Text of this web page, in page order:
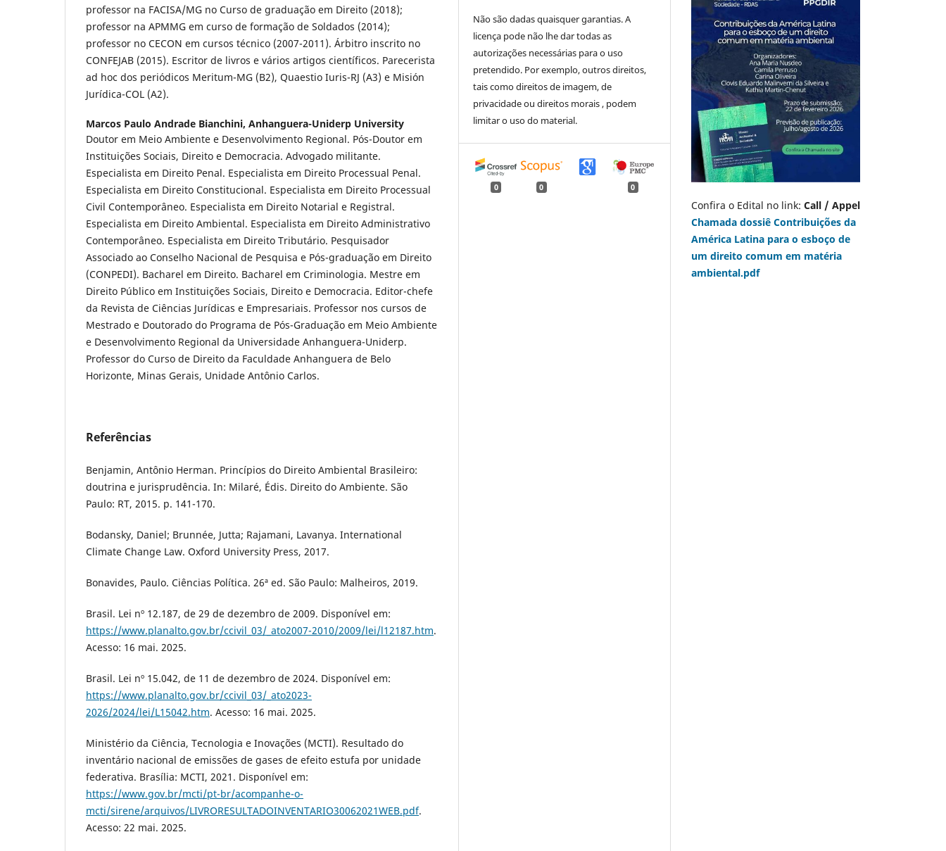
professor na FACISA/MG no Curso de graduação em Direito (2018);
professor na APMMG em curso de formação de Soldados (2014);
professor no CECON em cursos técnico (2007-2011). Árbitro inscrito no
CONFEJAB (2015). Escritor de livros e vários artigos científicos. Parecerista
ad hoc dos periódicos Meritum-MG (B2), Quaestio Iuris-RJ (A3) e Misión
Jurídica-COL (A2).
Marcos Paulo Andrade Bianchini, Anhanguera-Uniderp University
Doutor em Meio Ambiente e Desenvolvimento Regional. Pós-Doutor em
Instituições Sociais, Direito e Democracia. Advogado militante.
Especialista em Direito Penal. Especialista em Direito Processual Penal.
Especialista em Direito Constitucional. Especialista em Direito Processual
Civil Contemporâneo. Especialista em Direito Notarial e Registral.
Especialista em Direito Ambiental. Especialista em Direito Administrativo
Contemporâneo. Especialista em Direito Tributário. Pesquisador
Associado ao Conselho Nacional de Pesquisa e Pós-graduação em Direito
(CONPEDI). Bacharel em Direito. Bacharel em Criminologia. Mestre em
Direito Público em Instituições Sociais, Direito e Democracia. Editor-chefe
da Revista de Ciências Jurídicas e Empresariais. Professor nos cursos de
Mestrado e Doutorado do Programa de Pós-Graduação em Meio Ambiente
e Desenvolvimento Regional da Universidade Anhanguera-Uniderp.
Professor do Curso de Direito da Faculdade Anhanguera de Belo
Horizonte, Minas Gerais, Unidade Antônio Carlos.
Referências
Benjamin, Antônio Herman. Princípios do Direito Ambiental Brasileiro:
doutrina e jurisprudência. In: Milaré, Édis. Direito do Ambiente. São
Paulo: RT, 2015. p. 141-170.
Bodansky, Daniel; Brunnée, Jutta; Rajamani, Lavanya. International
Climate Change Law. Oxford University Press, 2017.
Bonavides, Paulo. Ciências Política. 26ª ed. São Paulo: Malheiros, 2019.
Brasil. Lei nº 12.187, de 29 de dezembro de 2009. Disponível em:
https://www.planalto.gov.br/ccivil_03/_ato2007-2010/2009/lei/l12187.htm.
Acesso: 16 mai. 2025.
Brasil. Lei nº 15.042, de 11 de dezembro de 2024. Disponível em:
https://www.planalto.gov.br/ccivil_03/_ato2023-
2026/2024/lei/L15042.htm. Acesso: 16 mai. 2025.
Ministério da Ciência, Tecnologia e Inovações (MCTI). Resultado do
inventário nacional de emissões de gases de efeito estufa por unidade
federativa. Brasília: MCTI, 2021. Disponível em:
https://www.gov.br/mcti/pt-br/acompanhe-o-
mcti/sirene/arquivos/LIVRORESULTADOINVENTARIO30062021WEB.pdf.
Acesso: 22 mai. 2025.
Não são dadas quaisquer garantias. A
licença pode não lhe dar todas as
autorizações necessárias para o uso
pretendido. Por exemplo, outros direitos,
tais como direitos de imagem, de
privacidade ou direitos morais , podem
limitar o uso do material.
0 0 0
Confira o Edital no link: Call / Appel
Chamada dossiê Contribuições da
América Latina para o esboço de
um direito comum em matéria
ambiental.pdf